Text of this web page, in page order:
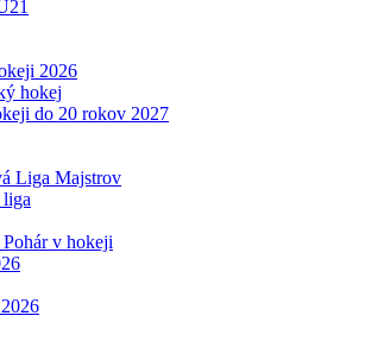
2026
hokej
do 20 rokov 2027
Liga Majstrov
v hokeji